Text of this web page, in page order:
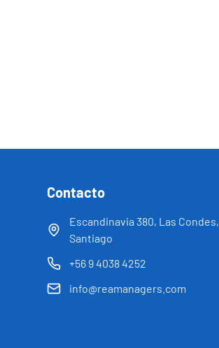
Contacto
Escandinavia 380, Las Condes,
Santiago
+56 9 4038 4252
info@reamanagers.com